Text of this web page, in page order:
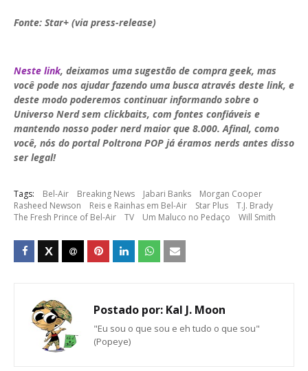
Fonte: Star+ (via press-release)
Neste link, deixamos uma sugestão de compra geek, mas
você pode nos ajudar fazendo uma busca através deste link, e
deste modo poderemos continuar informando sobre o
Universo Nerd sem clickbaits, com fontes confiáveis e
mantendo nosso poder nerd maior que 8.000. Afinal, como
você, nós do portal Poltrona POP já éramos nerds antes disso
ser legal!
Tags: Bel-Air Breaking News Jabari Banks
Morgan Cooper
Rasheed Newson
Reis e Rainhas em Bel-Air Star Plus
T.J. Brady
The Fresh Prince of Bel-Air
TV Um Maluco no Pedaço Will Smith
Postado por: Kal J. Moon
"Eu sou o que sou e eh tudo o que sou"
(Popeye)